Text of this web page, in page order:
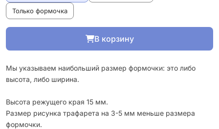
Только формочка
В корзину
Мы указываем наибольший размер формочки: это либо
высота, либо ширина.
Высота режущего края 15 мм.
Размер рисунка трафарета на 3-5 мм меньше размера
формочки.